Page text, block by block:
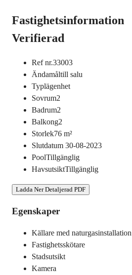
Fastighetsinformation
Verifierad
Ref nr.33003
Ändamåltill salu
Typlägenhet
Sovrum2
Badrum2
Balkong2
Storlek76 m²
Slutdatum 30-08-2023
PoolTillgänglig
HavsutsiktTillgänglig
Ladda Ner Detaljerad PDF
Egenskaper
Källare med naturgasinstallation
Fastighetsskötare
Stadsutsikt
Kamera